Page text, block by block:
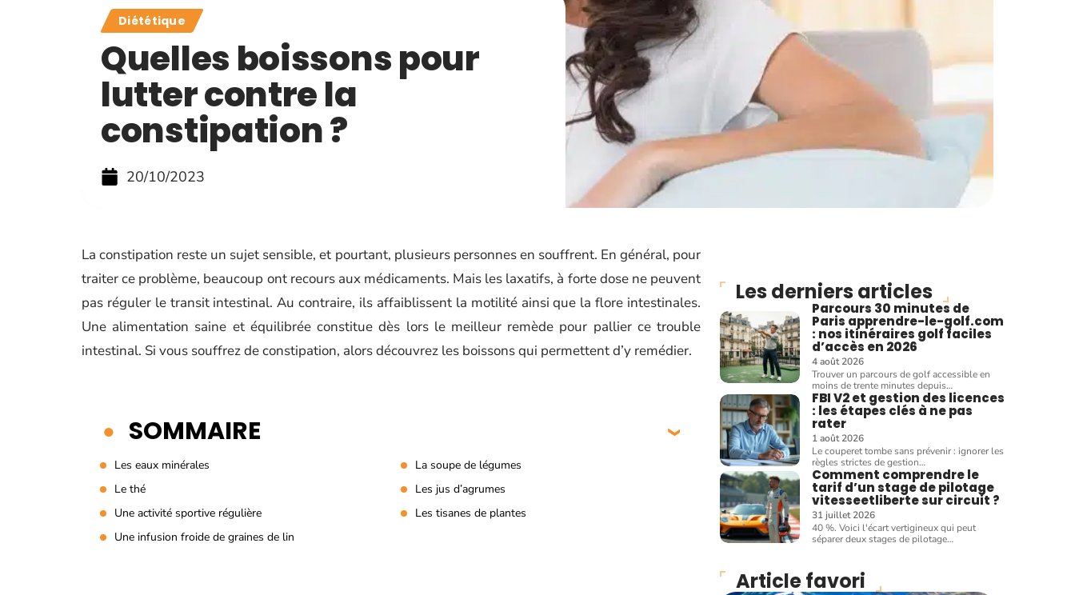
Diététique
Quelles boissons pour
lutter contre la
constipation ?
20/10/2023
La constipation reste un sujet sensible, et pourtant, plusieurs personnes en souffrent. En général, pour
traiter ce problème, beaucoup ont recours aux médicaments. Mais les laxatifs, à forte dose ne peuvent
pas réguler le transit intestinal. Au contraire, ils affaiblissent la motilité ainsi que la flore intestinales.
Une alimentation saine et équilibrée constitue dès lors le meilleur remède pour pallier ce trouble
intestinal. Si vous souffrez de constipation, alors découvrez les boissons qui permettent d’y remédier.
SOMMAIRE
Les eaux minérales
La soupe de légumes
Le thé
Les jus d’agrumes
Une activité sportive régulière
Les tisanes de plantes
Une infusion froide de graines de lin
Les derniers articles
Parcours 30 minutes de
Paris apprendre-le-golf.com
: nos itinéraires golf faciles
d’accès en 2026
4 août 2026
Trouver un parcours de golf accessible en
moins de trente minutes depuis…
FBI V2 et gestion des licences
: les étapes clés à ne pas
rater
1 août 2026
Le couperet tombe sans prévenir : ignorer les
règles strictes de gestion…
Comment comprendre le
tarif d’un stage de pilotage
vitesseetliberte sur circuit ?
31 juillet 2026
40 %. Voici l'écart vertigineux qui peut
séparer deux stages de pilotage…
Article favori